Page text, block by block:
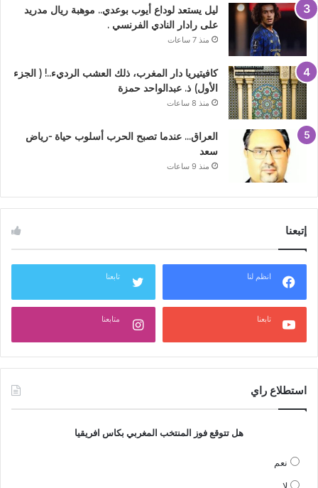
ليل يستعد لوداع أيوب بوعدي.. موهبة ريال مدريد
على رادار النادي الفرنسي .
منذ 7 ساعات
كافيتيريا دار المغرب، ذلك العشب الرديء..! ( الجزء
الأول) ذ. عبدالواحد حمزة
منذ 8 ساعات
العراق… عندما تصبح الحرب أسلوب حياة -رياض
سعد
منذ 9 ساعات
إتبعنا
انظم لنا تابعنا
تابعنا متابعنا
استطلاع راي
هل تتوقع فوز المنتخب المغربي بكاس افريقيا
نعم